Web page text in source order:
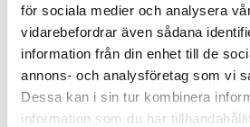
för sociala medier och analysera
vidarebefordrar även sådana
information från din enhet till de
annons- och analysföretag som vi
Dessa kan i sin tur kombinera
information som du har
Finns i lager
Beskrivning